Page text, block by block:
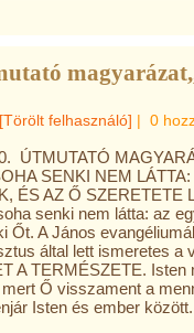
[Törölt felhasználó] | 0
ÚTMUTATÓ
SENKI NEM
ÉS AZ Ő SZERETETE
senki nem látta: az
Őt. A János
által lett ismeretes a
A TERMÉSZETE.
Ő visszament a
Isten és ember között.